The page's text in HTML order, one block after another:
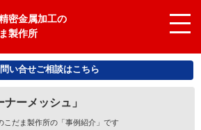
密金属加工の
製作所
い合せご相談はこちら
ナーメッシュ」
こだま製作所の「事例紹介」です